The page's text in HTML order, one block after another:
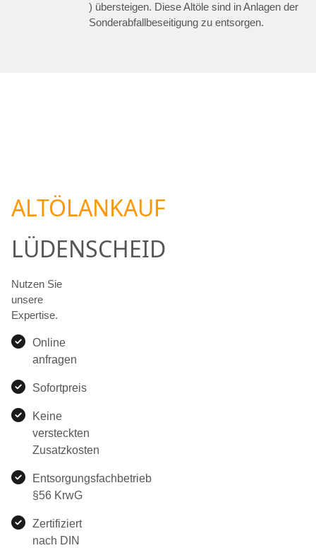
) übersteigen. Diese Altöle sind in Anlagen der
Sonderabfallbeseitigung zu entsorgen.
ALTÖLANKAUF
LÜDENSCHEID
Nutzen Sie
unsere
Expertise.
Online
anfragen
Sofortpreis
Keine
versteckten
Zusatzkosten
Entsorgungsfachbetrieb
§56 KrwG
Zertifiziert
nach DIN